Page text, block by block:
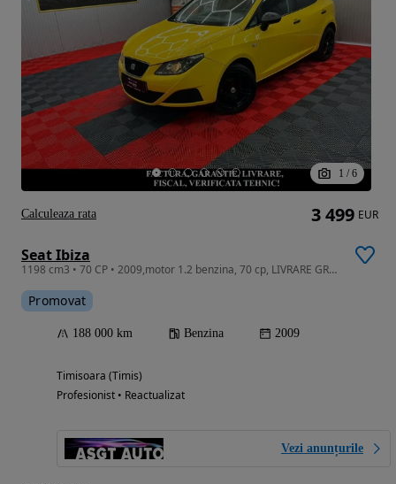
1 / 6
Seat Ibiza
1198 cm3 • 70 CP • 2009,motor 1.2 benzina, 70 cp, LIVRARE GRATUITA, GARANTIE
Promovat
188 000 km Benzina 2009
Timisoara (Timis)
Profesionist • Reactualizat
Vezi anunțurile
3 499 EUR
Calculeaza rata